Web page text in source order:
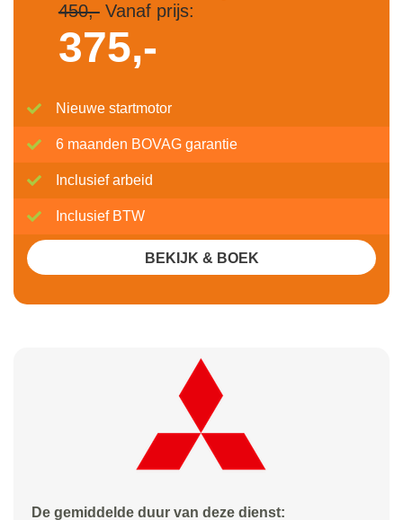
De gemiddelde duur van deze dienst:
450,-Vanaf prijs:
375,-
Nieuwe startmotor
6 maanden BOVAG garantie
Inclusief arbeid
Inclusief BTW
BEKIJK & BOEK